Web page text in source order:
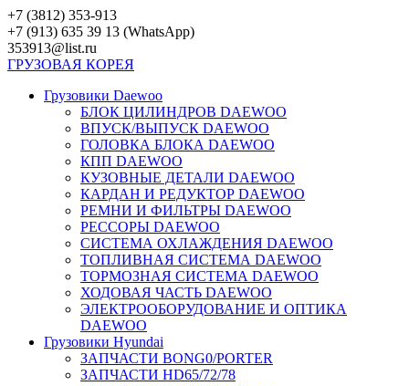
Перейти
к
контенту
+7 (3812) 353-913
+7 (913) 635 39 13 (WhatsApp)
353913@list.ru
ГРУЗОВАЯ КОРЕЯ
Грузовики Daewoo
БЛОК ЦИЛИНДРОВ DAEWOO
ВПУСК/ВЫПУСК DAEWOO
ГОЛОВКА БЛОКА DAEWOO
КПП DAEWOO
КУЗОВНЫЕ ДЕТАЛИ DAEWOO
КАРДАН И РЕДУКТОР DAEWOO
РЕМНИ И ФИЛЬТРЫ DAEWOO
РЕССОРЫ DAEWOO
СИСТЕМА ОХЛАЖДЕНИЯ DAEWOO
ТОПЛИВНАЯ СИСТЕМА DAEWOO
ТОРМОЗНАЯ СИСТЕМА DAEWOO
ХОДОВАЯ ЧАСТЬ DAEWOO
ЭЛЕКТРООБОРУДОВАНИЕ И ОПТИКА
DAEWOO
Грузовики Hyundai
ЗАПЧАСТИ BONG0/PORTER
ЗАПЧАСТИ HD65/72/78